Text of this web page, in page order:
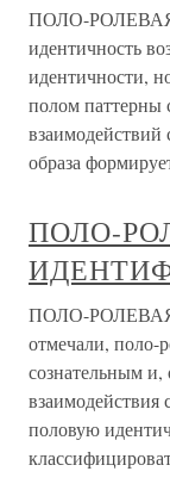
ПОЛО-
идентичность
идентичности,
полом паттерны
взаимодействий
образа
ПОЛО-
ПОЛО-
отмечали, поло-
сознательным и,
половую